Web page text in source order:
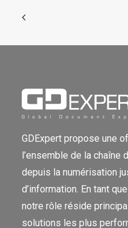
GDExpert propose une
l’ensemble de la chaîne
depuis la numérisation
d’information. En tant
notre rôle réside
solutions les plus